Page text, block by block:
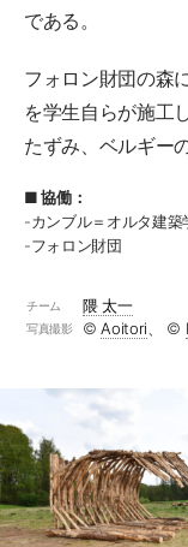
である。
フォロン財団の森
を学生自らが施工
たずみ、ベルギー
■ 協働：
-カンブル＝オルタ建築
-フォロン財団
チーム 隈 太一
写真撮影 ©︎Aoitori 、 ©︎